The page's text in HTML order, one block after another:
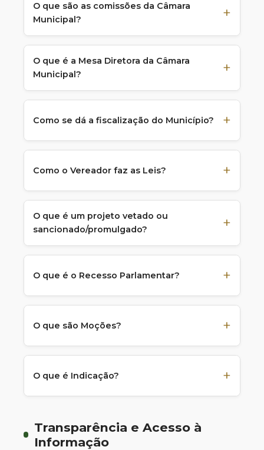
O que são as comissões da Câmara
Municipal?
O que é a Mesa Diretora da Câmara
Municipal?
Como se dá a fiscalização do Município?
Como o Vereador faz as Leis?
O que é um projeto vetado ou
sancionado/promulgado?
O que é o Recesso Parlamentar?
O que são Moções?
O que é Indicação?
Transparência e Acesso à
Informação